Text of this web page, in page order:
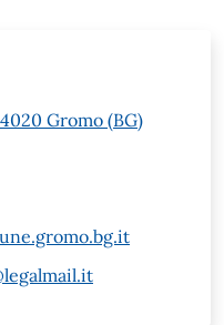
Gromo (BG)